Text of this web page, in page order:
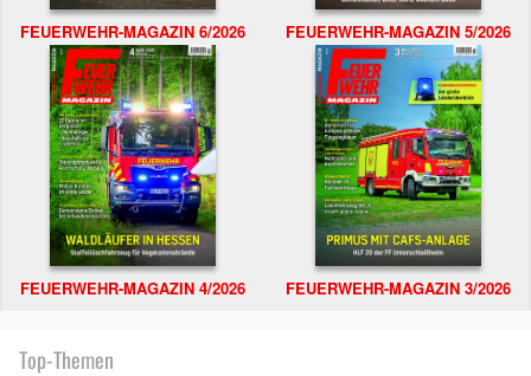
FEUERWEHR-MAGAZIN 6/2026 FEUERWEHR-MAGAZIN 5/2026
FEUERWEHR-MAGAZIN 4/2026 FEUERWEHR-MAGAZIN 3/2026
Top-Themen